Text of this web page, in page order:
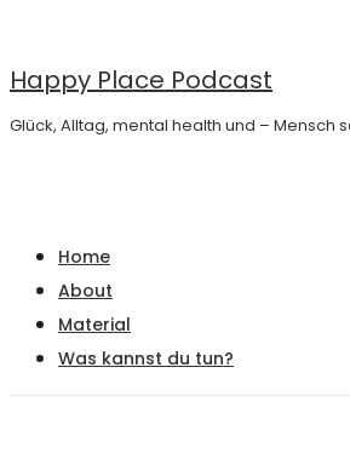
Inhalt
Happy Place Podcast
Glück, Alltag, mental health und – Mensch
Navigation
Home
About
Material
Was kannst du tun?